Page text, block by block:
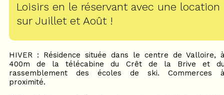
Loisirs en le réservant avec une location
sur Juillet et Août !
HIVER : Résidence située dans le centre de Valloire,
400m de la télécabine du Crêt de la Brive et
rassemblement des écoles de ski. Commerces
proximité.